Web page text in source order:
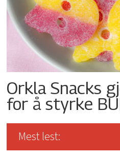
Orkla Snacks
for å styrke
Mest lest: